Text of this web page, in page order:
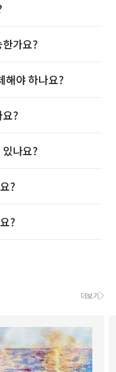
가요?
해야 하나요?
?
나요?
?
?
더보기